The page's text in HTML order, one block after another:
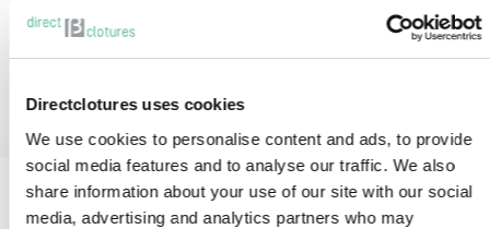
Directclotures uses cookies
We use cookies to personalise content and ads, to provide
social media features and to analyse our traffic. We also
share information about your use of our site with our social
media, advertising and analytics partners who may